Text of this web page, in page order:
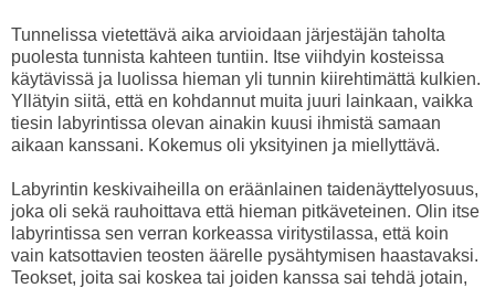
Tunnelissa vietettävä aika arvioidaan järjestäjän taholta
puolesta tunnista kahteen tuntiin. Itse viihdyin kosteissa
käytävissä ja luolissa hieman yli tunnin kiirehtimättä kulkien.
Yllätyin siitä, että en kohdannut muita juuri lainkaan, vaikka
tiesin labyrintissa olevan ainakin kuusi ihmistä samaan
aikaan kanssani. Kokemus oli yksityinen ja miellyttävä.
Labyrintin keskivaiheilla on eräänlainen taidenäyttelyosuus,
joka oli sekä rauhoittava että hieman pitkäveteinen. Olin itse
labyrintissa sen verran korkeassa viritystilassa, että koin
vain katsottavien teosten äärelle pysähtymisen haastavaksi.
Teokset, joita sai koskea tai joiden kanssa sai tehdä jotain,